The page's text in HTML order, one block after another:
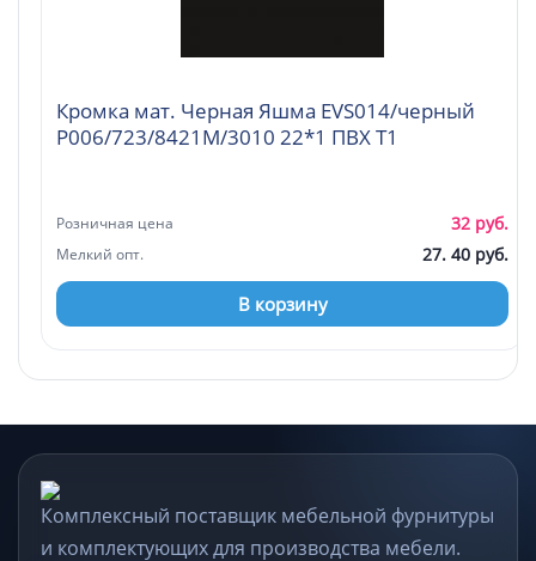
Кромка мат. Черная Яшма EVS014/черный
P006/723/8421М/3010 22*1 ПВХ Т1
Розничная цена 32 руб.
Мелкий опт. 27. 40 руб.
В корзину
Комплексный поставщик мебельной фурнитуры
и комплектующих для производства мебели.